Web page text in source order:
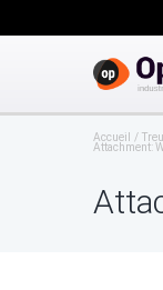
Accueil
Attachment: